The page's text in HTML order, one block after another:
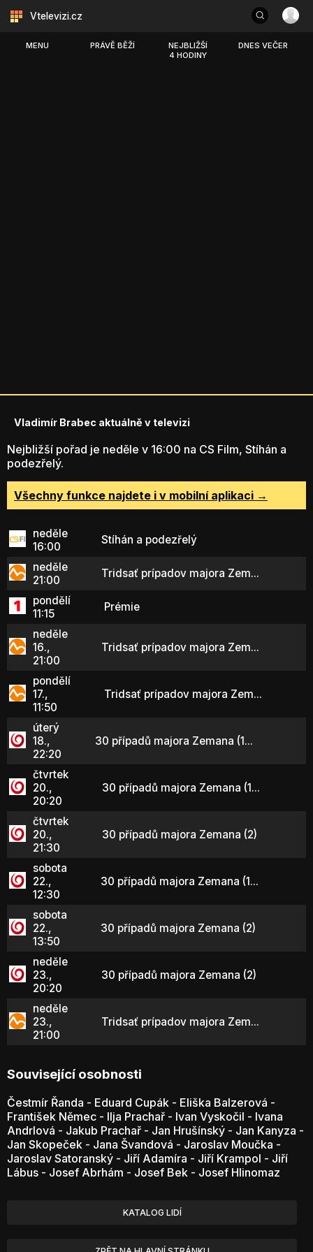
Vtelevizi.cz
MENU PRÁVĚ BĚŽÍ
NEJBLIŽŠÍ
4 HODINY
DNES VEČER
Vladimír Brabec aktuálně v televizi
Nejbližší pořad je neděle v 16:00 na CS Film, Stíhán a
podezřelý.
Všechny funkce najdete i v mobilní aplikaci →
neděle
16:00
Stíhán a podezřelý
neděle
21:00
Tridsať prípadov majora Zem...
pondělí
11:15
Prémie
neděle
16.,
21:00
Tridsať prípadov majora Zem...
pondělí
17.,
11:50
Tridsať prípadov majora Zem...
úterý
18.,
22:20
30 případů majora Zemana (1...
čtvrtek
20.,
20:20
30 případů majora Zemana (1...
čtvrtek
20.,
21:30
30 případů majora Zemana (2)
sobota
22.,
12:30
30 případů majora Zemana (1...
sobota
22.,
13:50
30 případů majora Zemana (2)
neděle
23.,
20:20
30 případů majora Zemana (2)
neděle
23.,
21:00
Tridsať prípadov majora Zem...
Související osobnosti
Čestmír Řanda - Eduard Cupák - Eliška Balzerová -
František Němec - Ilja Prachař - Ivan Vyskočil - Ivana
Andrlová - Jakub Prachař - Jan Hrušínský - Jan Kanyza -
Jan Skopeček - Jana Švandová - Jaroslav Moučka -
Jaroslav Satoranský - Jiří Adamíra - Jiří Krampol - Jiří
Lábus - Josef Abrhám - Josef Bek - Josef Hlinomaz
KATALOG LIDÍ